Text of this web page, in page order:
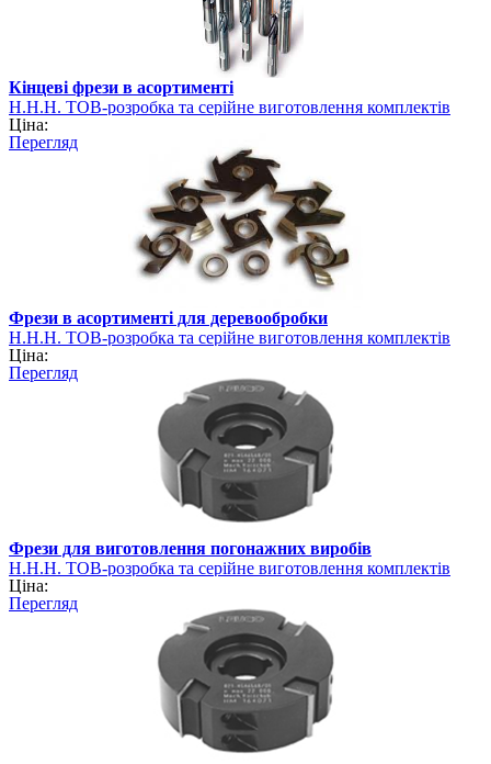
Кінцеві фрези в асортименті
Н.Н.Н. ТОВ-розробка та серійне виготовлення комплектів
фрез
Ціна:
Перегляд
Фрези в асортименті для деревообробки
Н.Н.Н. ТОВ-розробка та серійне виготовлення комплектів
фрез
Ціна:
Перегляд
Фрези для виготовлення погонажних виробів
Н.Н.Н. ТОВ-розробка та серійне виготовлення комплектів
фрез
Ціна:
Перегляд